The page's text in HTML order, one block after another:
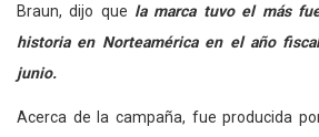
Braun, dijo que la marca tuvo el más
historia en Norteamérica en el año
junio.
Acerca de la campaña, fue producida